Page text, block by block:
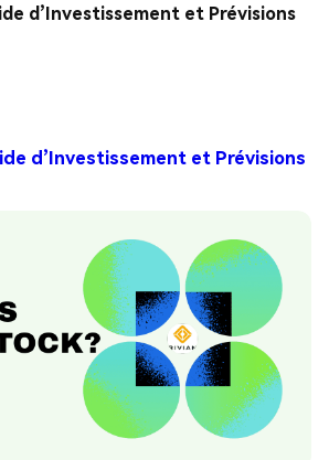
d’Investissement et Prévisions
d’Investissement et Prévisions